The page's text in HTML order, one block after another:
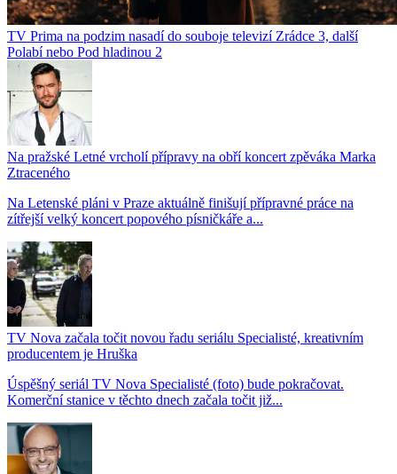
TV Prima na podzim nasadí do souboje televizí Zrádce 3, další
Polabí nebo Pod hladinou 2
Na pražské Letné vrcholí přípravy na obří koncert zpěváka Marka
Ztraceného
Na Letenské pláni v Praze aktuálně finišují přípravné práce na
zítřejší velký koncert popového písničkáře a...
TV Nova začala točit novou řadu seriálu Specialisté, kreativním
producentem je Hruška
Úspěšný seriál TV Nova Specialisté (foto) bude pokračovat.
Komerční stanice v těchto dnech začala točit již...